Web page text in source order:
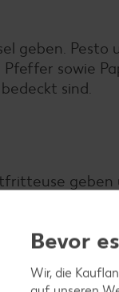
geben.
Pfeffer sowie
sind.
geben
mit
Bevor
Wir, die